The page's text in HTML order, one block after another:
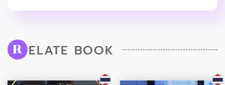
R ELATE BOOK